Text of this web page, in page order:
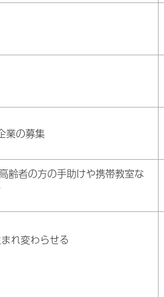
業の募集
齢者の方の手助けや携帯教室な
れ変わらせる